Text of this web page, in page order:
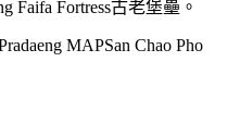
Faifa Fortress古老堡壘。
San Chao Pho